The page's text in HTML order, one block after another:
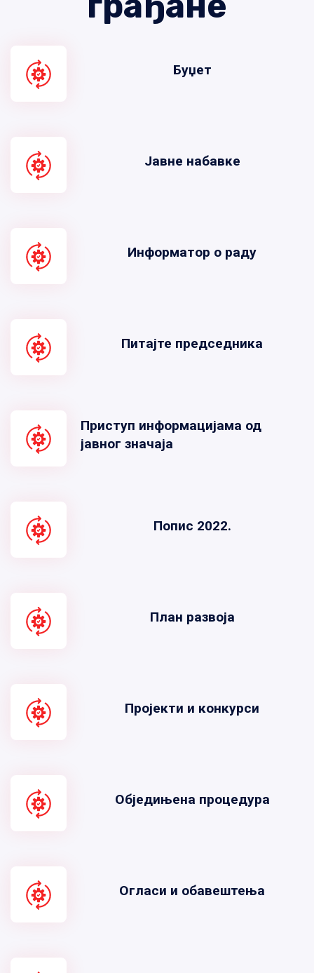
Буџет
Јавне набавке
Информатор о раду
Питајте председника
Приступ информацијама од
јавног значаја
Попис 2022.
План развоја
Пројекти и конкурси
Обједињена процедура
Огласи и обавештења